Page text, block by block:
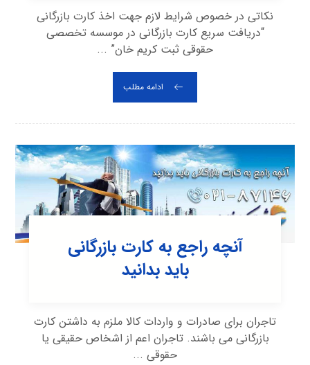
نکاتی در خصوص شرایط لازم جهت اخذ کارت بازرگانی
“دریافت سریع کارت بازرگانی در موسسه تخصصی
حقوقی ثبت کریم خان” ...
ادامه مطلب
آنچه راجع به کارت بازرگانی
باید بدانید
تاجران برای صادرات و واردات کالا ملزم به داشتن کارت
بازرگانی می باشند. تاجران اعم از اشخاص حقیقی یا
حقوقی ...